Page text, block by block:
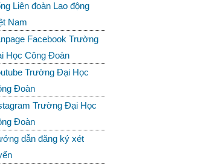
Liên đoàn Lao động
Nam
Facebook Trường
Học Công Đoàn
Trường Đại Học
Đoàn
Trường Đại Học
Đoàn
dẫn đăng ký xét